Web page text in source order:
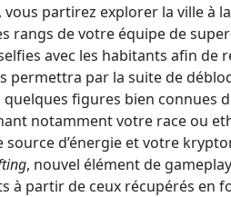
partirez explorer la ville à
rangs de votre équipe de
avec les habitants afin de
permettra par la suite de
figures bien connues
notamment votre race ou
d’énergie et votre
, nouvel élément de
à partir de ceux récupérés en